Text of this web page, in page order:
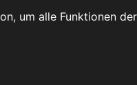
um alle Funktionen